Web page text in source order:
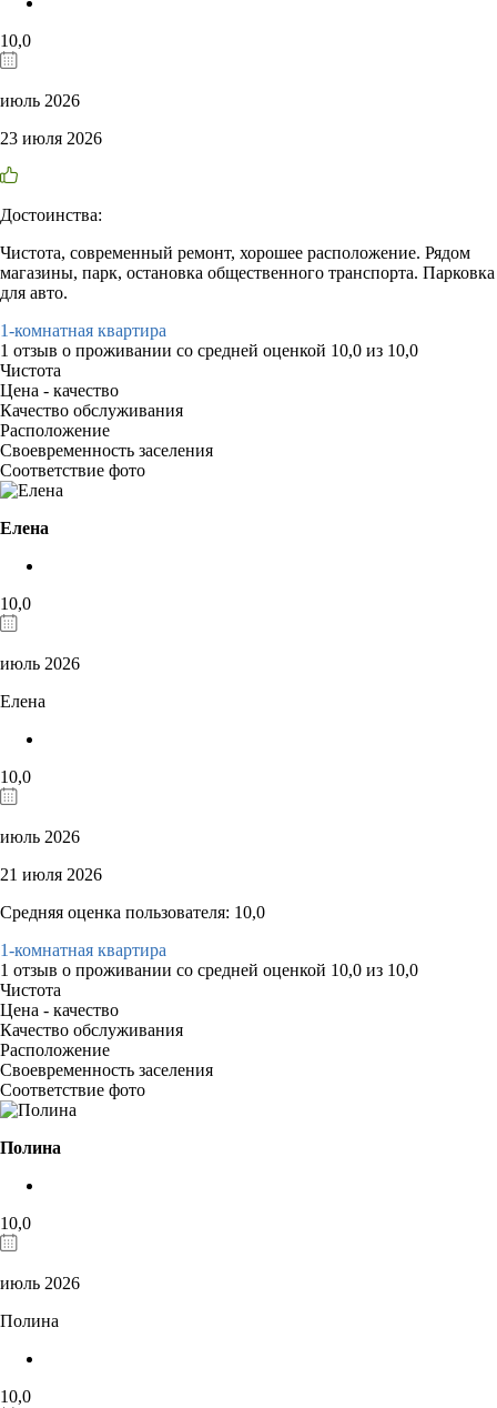
10,0
июль 2026
23 июля 2026
Достоинства:
Чистота, современный ремонт, хорошее расположение. Рядом
магазины, парк, остановка общественного транспорта. Парковка
для авто.
1-комнатная квартира
1 отзыв о проживании со средней оценкой 10,0 из 10,0
Чистота
Цена - качество
Качество обслуживания
Расположение
Своевременность заселения
Соответствие фото
Елена
10,0
июль 2026
Елена
10,0
июль 2026
21 июля 2026
Средняя оценка пользователя: 10,0
1-комнатная квартира
1 отзыв о проживании со средней оценкой 10,0 из 10,0
Чистота
Цена - качество
Качество обслуживания
Расположение
Своевременность заселения
Соответствие фото
Полина
10,0
июль 2026
Полина
10,0